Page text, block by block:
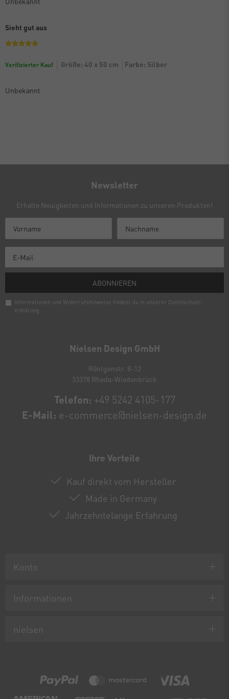
Sieht gut aus
Verifizierter Kauf Größe: 40 x 50 cm Farbe: Silber
Unbekannt
Nielsen Design GmbH
Röntgenstr. 8-12
33378 Rheda-Wiedenbrück
Telefon: +49 5242 4105-177
E-Mail: e-commerce@nielsen-design.de
Ihre Vorteile
Kauf direkt vom Hersteller
Made in Germany
Jahrzehntelange Erfahrung
Konto
Informationen
nielsen
Newsletter
Erhalte Neuigkeiten und Informationen zu unseren Produkten!
ABONNIEREN
Informationen und Widerrufshinweise findest du in unserer Daten­schutz­
erklärung